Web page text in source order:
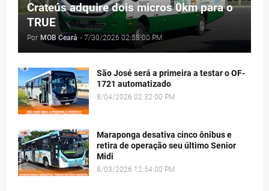
Crateús adquire dois micros 0km para o
TRUE
Por MOB Ceará - 7/30/2026 02:58:00 PM
São José será a primeira a testar o OF-
1721 automatizado
8/04/2026 02:32:00 PM
Maraponga desativa cinco ônibus e
retira de operação seu último Senior
Midi
8/03/2026 12:54:00 PM